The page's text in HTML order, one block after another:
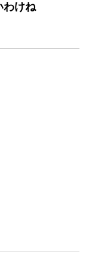
わけね